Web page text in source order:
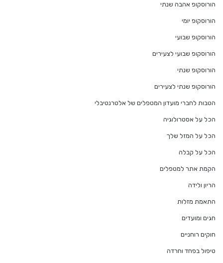
הורוסקופ אהבה שנתי
הורוסקופ יומי
הורוסקופ שבועי
הורוסקופ שבועי לצעירים
הורוסקופ שנתי
הורוסקופ שנתי לצעירים
הטבות לחברי מועדון המטפלים של אלטרנטיבלי
הכל על אסטרולוגיה
הכל על המזל שלך
הכל על קבלה
הקמת אתר למטפלים
הריון ולידה
התאמת מזלות
חגים ומועדים
חוקים רוחניים
טיפול בפחד וחרדה